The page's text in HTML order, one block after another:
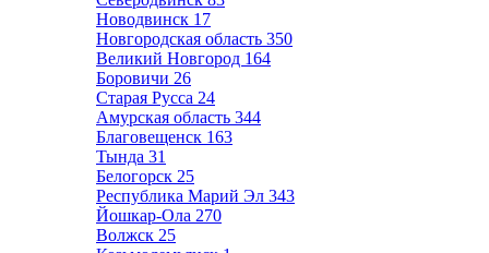
Новодвинск 17
Новгородская область 350
Великий Новгород 164
Боровичи 26
Старая Русса 24
Амурская область 344
Благовещенск 163
Тында 31
Белогорск 25
Республика Марий Эл 343
Йошкар-Ола 270
Волжск 25